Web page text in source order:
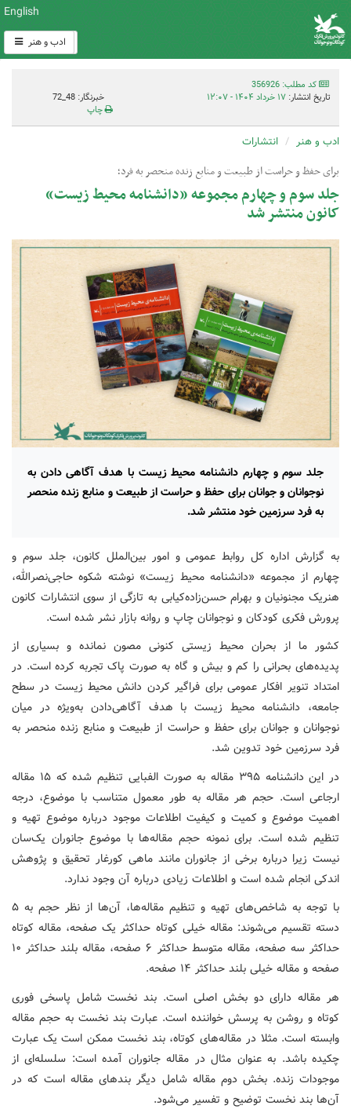
English
ادب و هنر
کد مطلب: 356926
تاریخ انتشار: ۱۷ خرداد ۱۴۰۴ - ۱۲:۰۷
خبرنگار: 48_72
چاپ
ادب و هنر انتشارات
برای حفظ و حراست از طبیعت و منابع زنده منحصر به فرد؛
جلد سوم و چهارم مجموعه «دانشنامه محیط زیست»
کانون منتشر شد
جلد سوم و چهارم دانشنامه محیط زیست با هدف آگاهی دادن به
نوجوانان و جوانان برای حفظ و حراست از طبیعت و منابع زنده منحصر
به فرد سرزمین خود منتشر شد.
به گزارش اداره کل روابط عمومی و امور بین‌الملل کانون، جلد سوم و
چهارم از مجموعه «دانشنامه محیط زیست» نوشته شکوه حاجی‌نصرالله،
هنریک مجنونیان و بهرام حسن‌زاده‌کیابی به تازگی از سوی انتشارات کانون
پرورش فکری کودکان و نوجوانان چاپ و روانه بازار نشر شده است.
کشور ما از بحران محیط زیستی کنونی مصون نمانده و بسیاری از
پدیده‌های بحرانی را کم و بیش و گاه به صورت پاک تجربه کرده است. در
امتداد تنویر افکار عمومی برای فراگیر کردن دانش محیط زیست در سطح
جامعه، دانشنامه محیط زیست با هدف آگاهی‌دادن به‌ویژه در میان
نوجوانان و جوانان برای حفظ و حراست از طبیعت و منابع زنده منحصر به
فرد سرزمین خود تدوین شد.
در این دانشنامه ۳۹۵ مقاله به صورت الفبایی تنظیم شده که ۱۵ مقاله
ارجاعی است. حجم هر مقاله به طور معمول متناسب با موضوع، درجه
اهمیت موضوع و کمیت و کیفیت اطلاعات موجود درباره موضوع تهیه و
تنظیم شده است. برای نمونه حجم مقاله‌ها با موضوع جانوران یک‌سان
نیست زیرا درباره برخی از جانوران مانند ماهی کورغار تحقیق و پژوهش
اندکی انجام شده است و اطلاعات زیادی درباره آن وجود ندارد.
با توجه به شاخص‌های تهیه و تنظیم مقاله‌ها، آن‌ها از نظر حجم به ۵
دسته تقسیم می‌شوند: مقاله خیلی کوتاه حداکثر یک صفحه، مقاله کوتاه
حداکثر سه صفحه، مقاله متوسط حداکثر ۶ صفحه، مقاله بلند حداکثر ۱۰
صفحه و مقاله خیلی بلند حداکثر ۱۴ صفحه.
هر مقاله دارای دو بخش اصلی است. بند نخست شامل پاسخی فوری
کوتاه و روشن به پرسش خواننده است. عبارت بند نخست به حجم مقاله
وابسته است. مثلا در مقاله‌های کوتاه، بند نخست ممکن است یک عبارت
چکیده باشد. به عنوان مثال در مقاله جانوران آمده است: سلسله‌ای از
موجودات زنده. بخش دوم مقاله شامل دیگر بندهای مقاله است که در
آن‌ها بند نخست توضیح و تفسیر می‌شود.